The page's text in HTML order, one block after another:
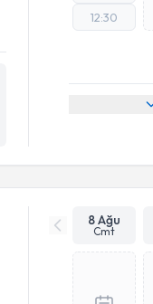
12:30
8 Ağu
Cmt